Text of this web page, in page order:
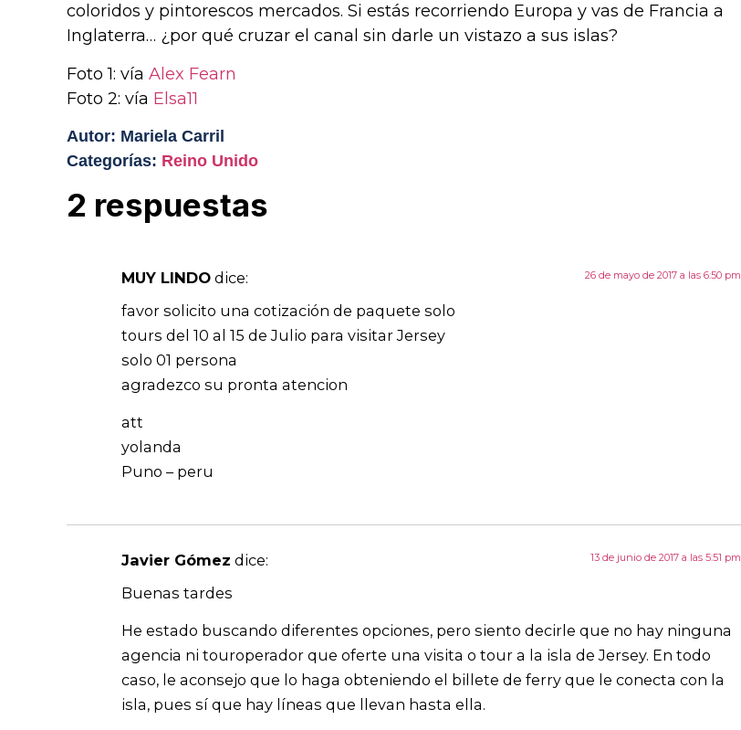
coloridos y pintorescos mercados. Si estás recorriendo Europa y vas de Francia a
Inglaterra… ¿por qué cruzar el canal sin darle un vistazo a sus islas?
Foto 1: vía Alex Fearn
Foto 2: vía Elsa11
Autor: Mariela Carril
Categorías: Reino Unido
2 respuestas
MUY LINDO dice: 26 de mayo de 2017 a las 6:50 pm
favor solicito una cotización de paquete solo
tours del 10 al 15 de Julio para visitar Jersey
solo 01 persona
agradezco su pronta atencion
att
yolanda
Puno – peru
Javier Gómez dice: 13 de junio de 2017 a las 5:51 pm
Buenas tardes
He estado buscando diferentes opciones, pero siento decirle que no hay ninguna
agencia ni touroperador que oferte una visita o tour a la isla de Jersey. En todo
caso, le aconsejo que lo haga obteniendo el billete de ferry que le conecta con la
isla, pues sí que hay líneas que llevan hasta ella.